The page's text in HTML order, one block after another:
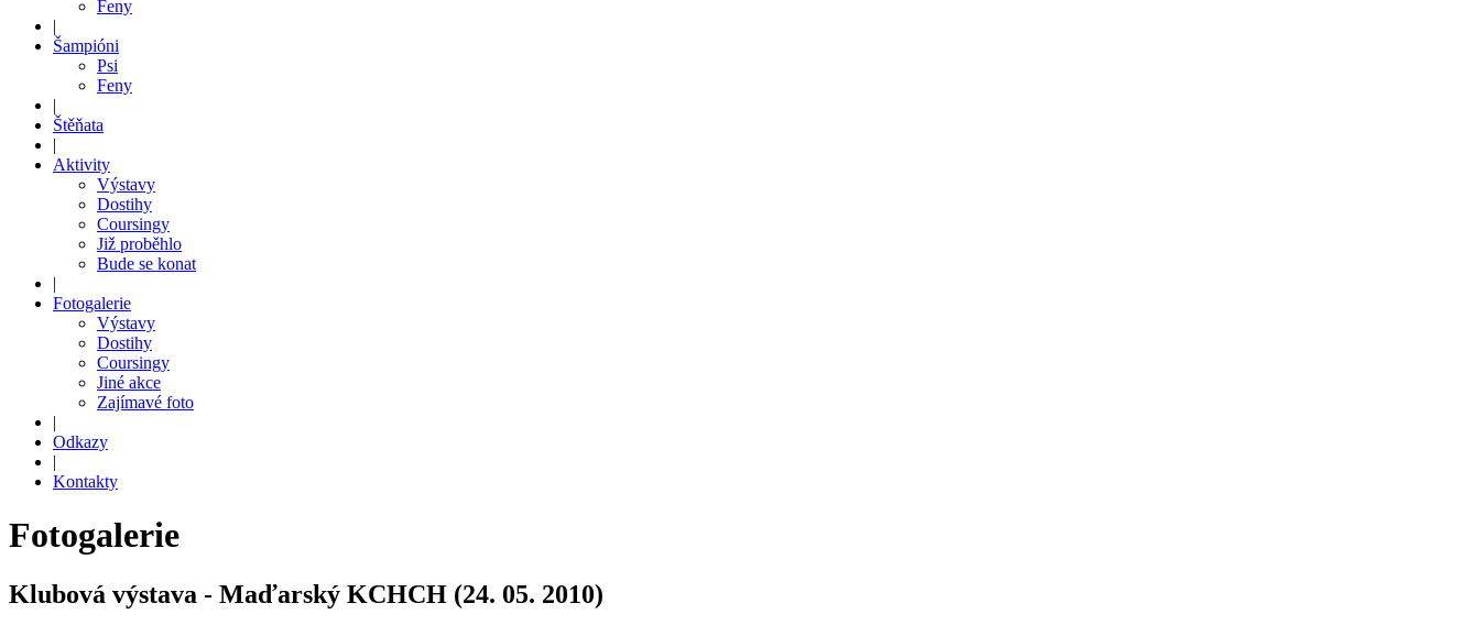
Feny
|
Šampióni
Psi
Feny
|
Štěňata
|
Aktivity
Výstavy
Dostihy
Coursingy
Již proběhlo
Bude se konat
|
Fotogalerie
Výstavy
Dostihy
Coursingy
Jiné akce
Zajímavé foto
|
Odkazy
|
Kontakty
Fotogalerie
Klubová výstava - Maďarský KCHCH (24. 05. 2010)